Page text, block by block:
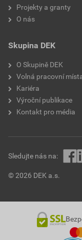
Projekty a granty
O nás
Skupina DEK
O Skupině DEK
Volná pracovní
Kariéra
Výroční publikace
Kontakt pro média
© 2026 DEK a.s.
Sledujte nás na: